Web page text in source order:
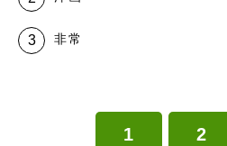
非常
1 2